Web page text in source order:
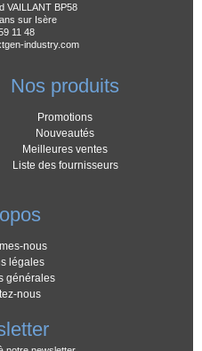
VAILLANT BP58
sur Isère
11 48
industry.com
Nos produits
Promotions
Nouveautés
Meilleures ventes
Liste des fournisseurs
nous
légales
générales
nous